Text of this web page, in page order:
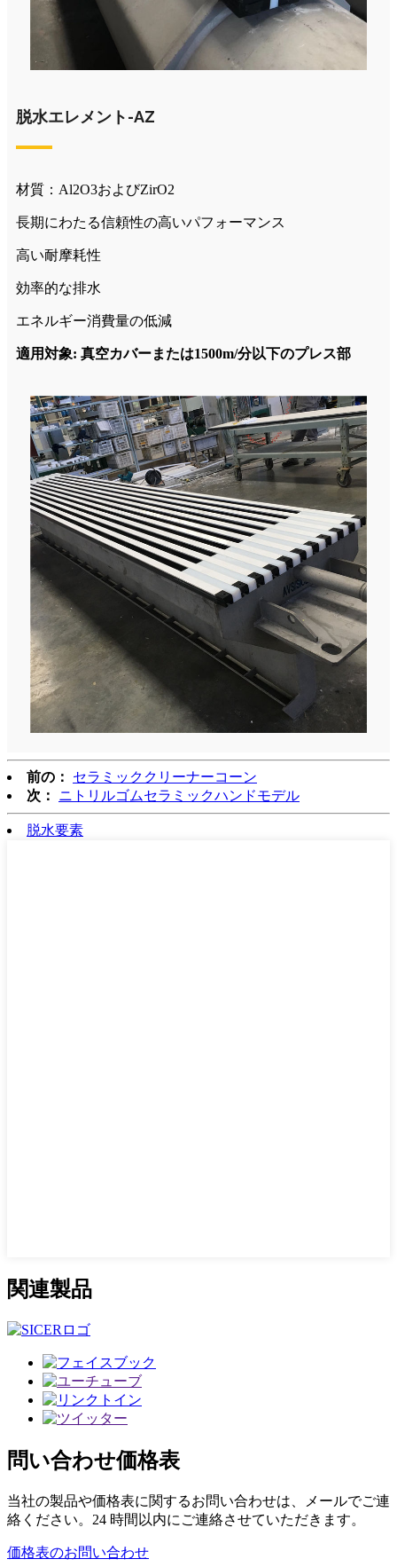
脱水エレメント-AZ
材質：Al2O3およびZirO2
長期にわたる信頼性の高いパフォーマンス
高い耐摩耗性
効率的な排水
エネルギー消費量の低減
適用対象: 真空カバーまたは1500m/分以下のプレス部
前の：
セラミッククリーナーコーン
次：
ニトリルゴムセラミックハンドモデル
脱水要素
関連製品
問い合わせ価格表
当社の製品や価格表に関するお問い合わせは、メールでご連
絡ください。24 時間以内にご連絡させていただきます。
価格表のお問い合わせ